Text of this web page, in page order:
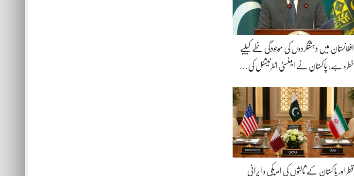
افغانستان میں دہشتگردوں کی موجودگی خطے کیلیے
خطرہ ہے، پاکستان نے ایمنسٹی انٹرنیشنل کی…
قطر اور پاکستان کے ثالثوں کی امریکی و ایرانی